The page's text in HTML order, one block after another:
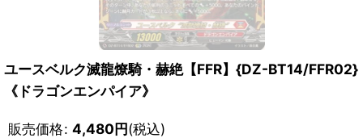
ユースベルク滅龍燎騎・赫絶【FFR】{DZ-BT14/FFR02}
《ドラゴンエンパイア》
販売価格: 4,480円(税込)